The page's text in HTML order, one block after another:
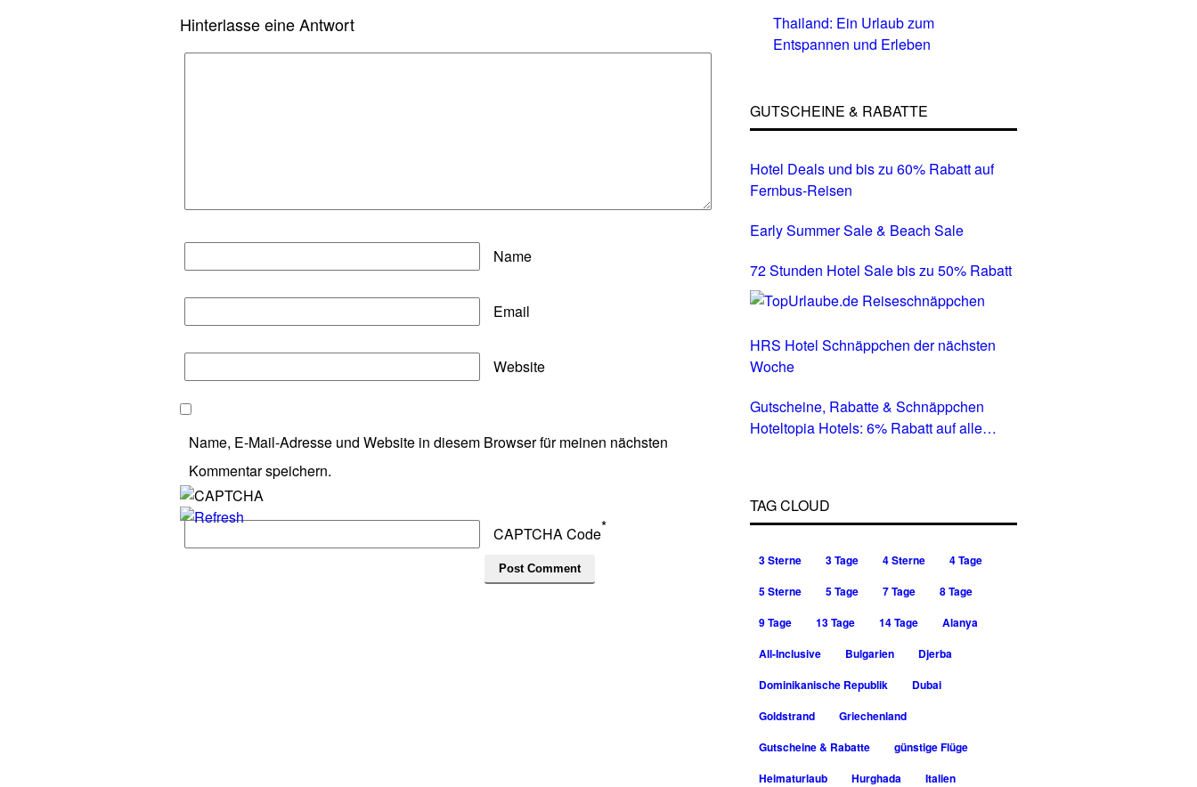
Hinterlasse eine Antwort
Name
Email
Website
Name, E-Mail-Adresse und Website in diesem Browser für meinen nächsten
Kommentar speichern.
CAPTCHA Code*
Thailand: Ein Urlaub zum
Entspannen und Erleben
GUTSCHEINE & RABATTE
Hotel Deals und bis zu 60% Rabatt auf
Fernbus-Reisen
Early Summer Sale & Beach Sale
72 Stunden Hotel Sale bis zu 50% Rabatt
HRS Hotel Schnäppchen der nächsten
Woche
Gutscheine, Rabatte & Schnäppchen
Hoteltopia Hotels: 6% Rabatt auf alle
TAG CLOUD
3 Sterne 3 Tage 4 Sterne
4 Tage
5 Sterne
5 Tage 7 Tage
8 Tage
9 Tage
13 Tage 14 Tage
Alanya
All-Inclusive
Bulgarien
Djerba
Dominikanische Republik
Dubai
Goldstrand
Griechenland
Gutscheine & Rabatte
günstige Flüge
Heimaturlaub
Hurghada
Italien